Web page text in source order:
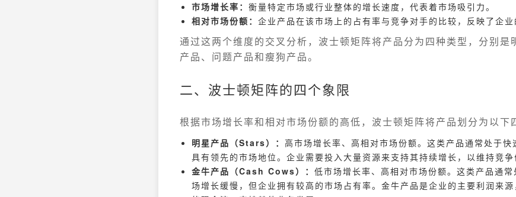
市场增长率： 衡量特定市场或行业整体的增长速度，代表着市场吸引力。
相对市场份额： 企业产品在该市场上的占有率与竞争对手的比较，反映了企业
通过这两个维度的交叉分析，波士顿矩阵将产品分为四种类型，分别是
产品、问题产品和瘦狗产品。
二、波士顿矩阵的四个象限
根据市场增长率和相对市场份额的高低，波士顿矩阵将产品划分为以下
明星产品（Stars）： 高市场增长率、高相对市场份额。这类产品通常处于快
具有领先的市场地位。企业需要投入大量资源来支持其持续增长，以维持竞争
金牛产品（Cash Cows）： 低市场增长率、高相对市场份额。这类产品通
场增长缓慢，但企业拥有较高的市场占有率。金牛产品是企业的主要利润来